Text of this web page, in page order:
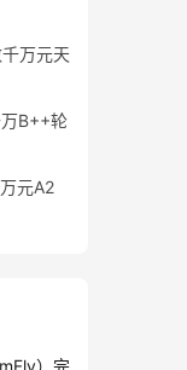
万元天
B++轮
元A2
）完